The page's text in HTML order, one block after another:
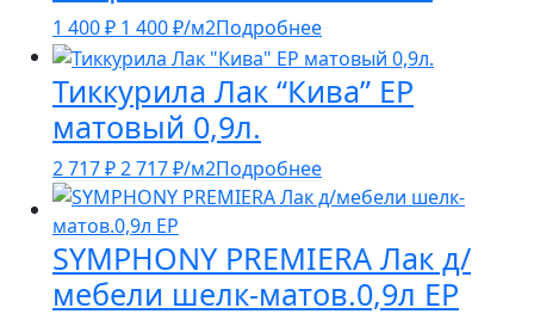
1 400₽ 1 400₽/м2Подробнее
Тиккурила Лак “Кива” ЕР
матовый 0,9л.
2 717₽2 717₽/м2Подробнее
SYMPHONY PREMIERA Лак д/
мебели шелк-матов.0,9л ЕР